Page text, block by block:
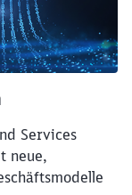
Services
neue,